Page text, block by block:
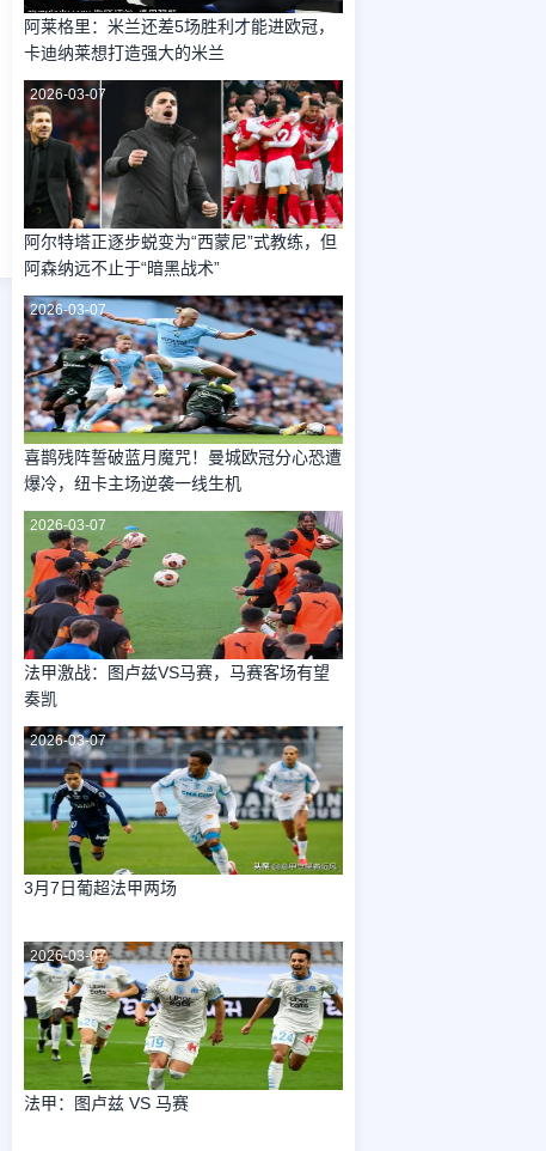
阿莱格里：米兰还差5场胜利才能进欧冠，
卡迪纳莱想打造强大的米兰
2026-03-07
阿尔特塔正逐步蜕变为“西蒙尼”式教练，但
阿森纳远不止于“暗黑战术”
2026-03-07
喜鹊残阵誓破蓝月魔咒！曼城欧冠分心恐遭
爆冷，纽卡主场逆袭一线生机
2026-03-07
法甲激战：图卢兹VS马赛，马赛客场有望
奏凯
2026-03-07
3月7日葡超法甲两场
2026-03-07
法甲：图卢兹 VS 马赛